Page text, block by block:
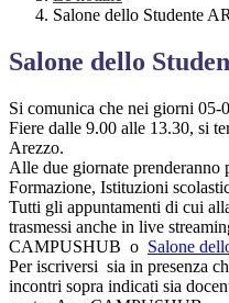
Salone dello Studente
Salone dello
Si comunica che nei giorni 05-
Fiere dalle 9.00 alle 13.30, si
Arezzo.
Alle due giornate
Formazione, Istituzioni
Tutti gli appuntamenti di cui
trasmessi anche in live
CAMPUSHUB o Salone
Per iscriversi sia in presenza
incontri sopra indicati sia